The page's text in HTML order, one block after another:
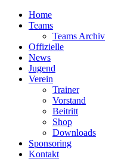
Home
Teams
Teams Archiv
Offizielle
News
Jugend
Verein
Trainer
Vorstand
Beitritt
Shop
Downloads
Sponsoring
Kontakt